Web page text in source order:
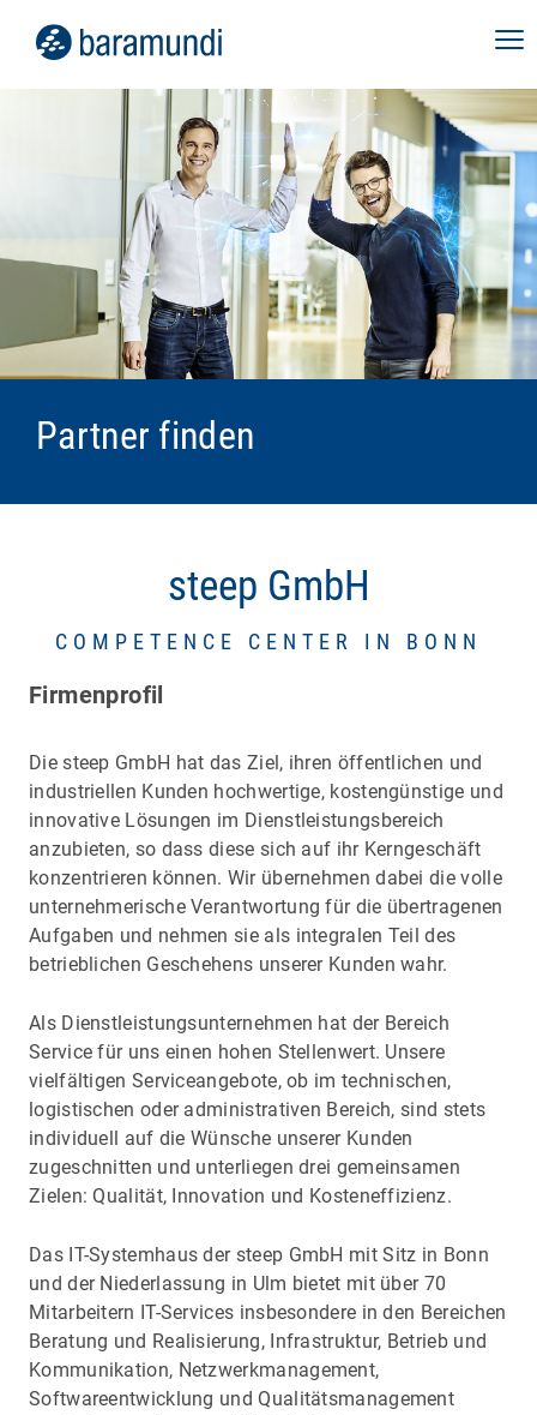
Partner finden
steep GmbH
COMPETENCE CENTER IN BONN
Firmenprofil
Die steep GmbH hat das Ziel, ihren öffentlichen und
industriellen Kunden hochwertige, kostengünstige und
innovative Lösungen im Dienstleistungsbereich
anzubieten, so dass diese sich auf ihr Kerngeschäft
konzentrieren können. Wir übernehmen dabei die volle
unternehmerische Verantwortung für die übertragenen
Aufgaben und nehmen sie als integralen Teil des
betrieblichen Geschehens unserer Kunden wahr.
Als Dienstleistungsunternehmen hat der Bereich
Service für uns einen hohen Stellenwert. Unsere
vielfältigen Serviceangebote, ob im technischen,
logistischen oder administrativen Bereich, sind stets
individuell auf die Wünsche unserer Kunden
zugeschnitten und unterliegen drei gemeinsamen
Zielen: Qualität, Innovation und Kosteneffizienz.
Das IT-Systemhaus der steep GmbH mit Sitz in Bonn
und der Niederlassung in Ulm bietet mit über 70
Mitarbeitern IT-Services insbesondere in den Bereichen
Beratung und Realisierung, Infrastruktur, Betrieb und
Kommunikation, Netzwerkmanagement,
Softwareentwicklung und Qualitätsmanagement